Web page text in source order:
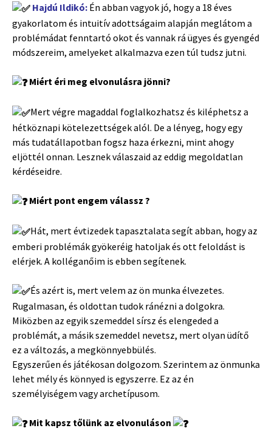
Hajdú Ildikó: Én abban vagyok jó, hogy a 18 éves
gyakorlatom és intuitív adottságaim alapján meglátom a
problémádat fenntartó okot és vannak rá ügyes és gyengéd
módszereim, amelyeket alkalmazva ezen túl tudsz jutni.
Miért éri meg elvonulásra jönni?
Mert végre magaddal foglalkozhatsz és kiléphetsz a
hétköznapi kötelezettségek alól. De a lényeg, hogy egy
más tudatállapotban fogsz haza érkezni, mint ahogy
eljöttél onnan. Lesznek válaszaid az eddig megoldatlan
kérdéseidre.
Miért pont engem válassz ?
Hát, mert évtizedek tapasztalata segít abban, hogy az
emberi problémák gyökeréig hatoljak és ott feloldást is
elérjek. A kolléganőim is ebben segítenek.
És azért is, mert velem az ön munka élvezetes.
Rugalmasan, és oldottan tudok ránézni a dolgokra.
Miközben az egyik szemeddel sírsz és elengeded a
problémát, a másik szemeddel nevetsz, mert olyan üdítő
ez a változás, a megkönnyebbülés.
Egyszerűen és játékosan dolgozom. Szerintem az önmunka
lehet mély és könnyed is egyszerre. Ez az én
személyiségem vagy archetípusom.
Mit kapsz tőlünk az elvonuláson